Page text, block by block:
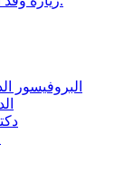
البروفيسور